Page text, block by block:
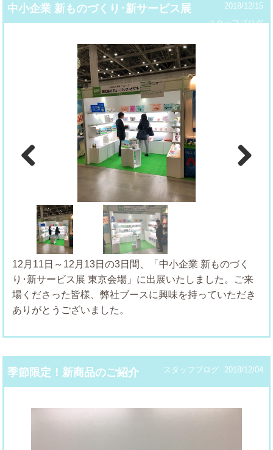
中小企業 新ものづくり･新サービス展
2018/12/15
スタッフブログ
12月11日～12月13日の3日間、「中小企業 新ものづく
り･新サービス展 東京会場」に出展いたしました。ご来
場くださった皆様、弊社ブースに興味を持っていただき
ありがとうございました。
季節限定！新商品のご紹介 2018/12/04
スタッフブログ